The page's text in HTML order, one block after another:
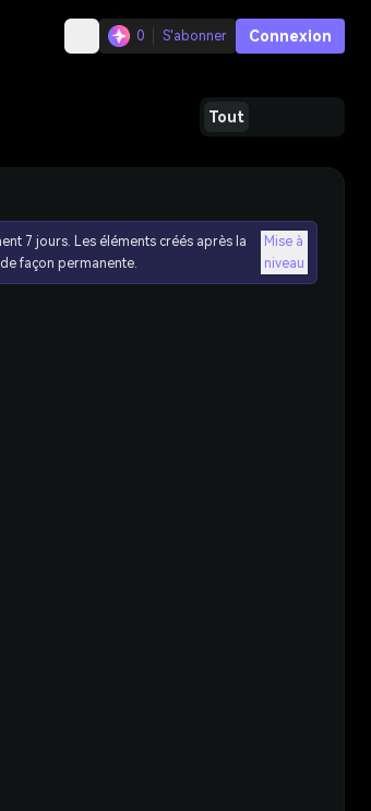
0 S'abonner Connexion
Tout
7 jours. Les éléments créés après la
façon permanente.
Mise à
niveau